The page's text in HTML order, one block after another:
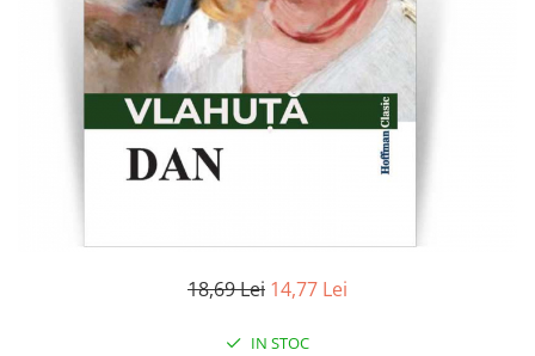
Literatura
Contemporana
Publicistica / Reportaje / Interviuri
18,69 Lei 14,77 Lei
IN STOC